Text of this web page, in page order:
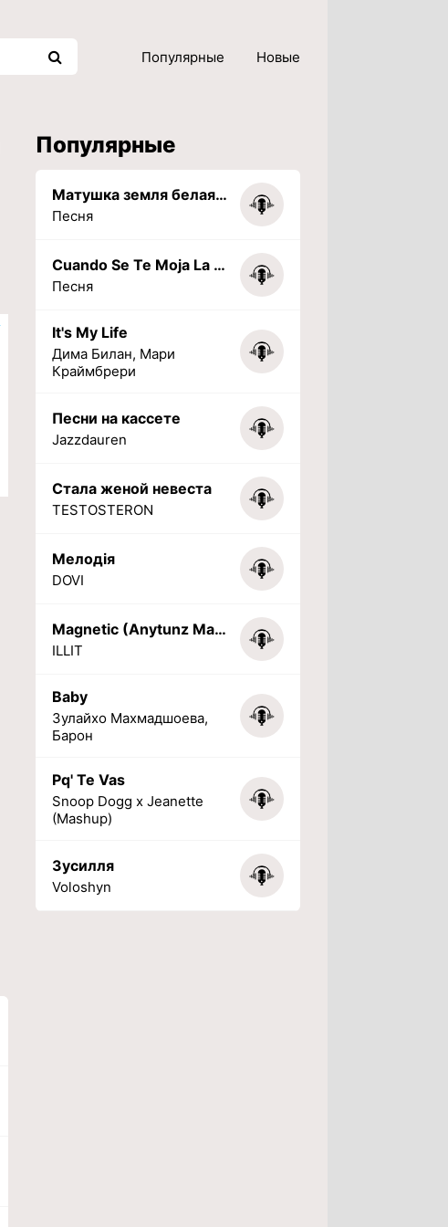
Популярные Новые
Популярные
Матушка земля белая березонька
Песня
Cuando Se Te Moja La Tarea (PHONK) (Slowed + Reverbed)
Песня
It's My Life
Дима Билан, Мари
Краймбрери
Песни на кассете
Jazzdauren
Стала женой невеста
TESTOSTERON
Мелодія
DOVI
Magnetic (Anytunz Marimba Ringtone)
ILLIT
Baby
Зулайхо Махмадшоева,
Барон
Pq' Te Vas
Snoop Dogg x Jeanette
(Mashup)
Зусилля
Voloshyn